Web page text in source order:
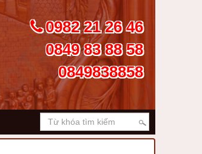
0982 21 26 46
0849 83 88 58
0849838858